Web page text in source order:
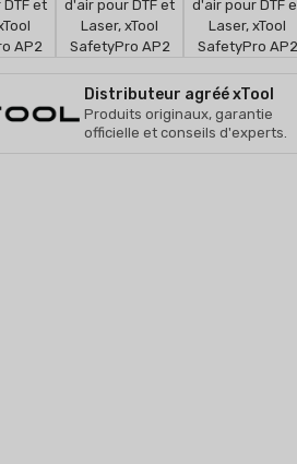
Distributeur agréé xTool
Produits originaux, garantie
officielle et conseils d'experts.